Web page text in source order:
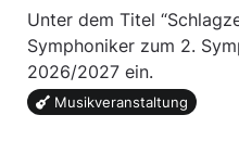
Unter dem Titel
Symphoniker zum 2.
2026/2027 ein.
Musikveranstaltung